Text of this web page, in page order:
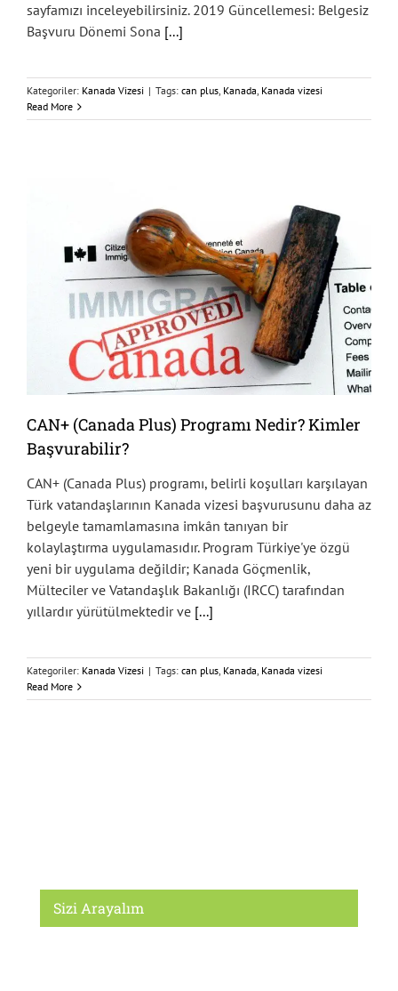
sayfamızı inceleyebilirsiniz. 2019 Güncellemesi: Belgesiz
Başvuru Dönemi Sona [...]
Kategoriler: Kanada Vizesi | Tags: can plus, Kanada, Kanada vizesi
Read More
CAN+ (Canada Plus) Programı Nedir? Kimler
Başvurabilir?
CAN+ (Canada Plus) programı, belirli koşulları karşılayan
Türk vatandaşlarının Kanada vizesi başvurusunu daha az
belgeyle tamamlamasına imkân tanıyan bir
kolaylaştırma uygulamasıdır. Program Türkiye'ye özgü
yeni bir uygulama değildir; Kanada Göçmenlik,
Mülteciler ve Vatandaşlık Bakanlığı (IRCC) tarafından
yıllardır yürütülmektedir ve [...]
Kategoriler: Kanada Vizesi | Tags: can plus, Kanada, Kanada vizesi
Read More
Sizi Arayalım